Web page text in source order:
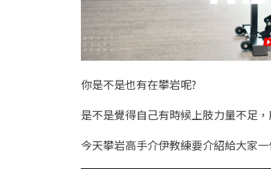
你是不是也有在攀岩呢?
是不是覺得自己有時候上肢力量不足
今天攀岩高手介伊教練要介紹給大家